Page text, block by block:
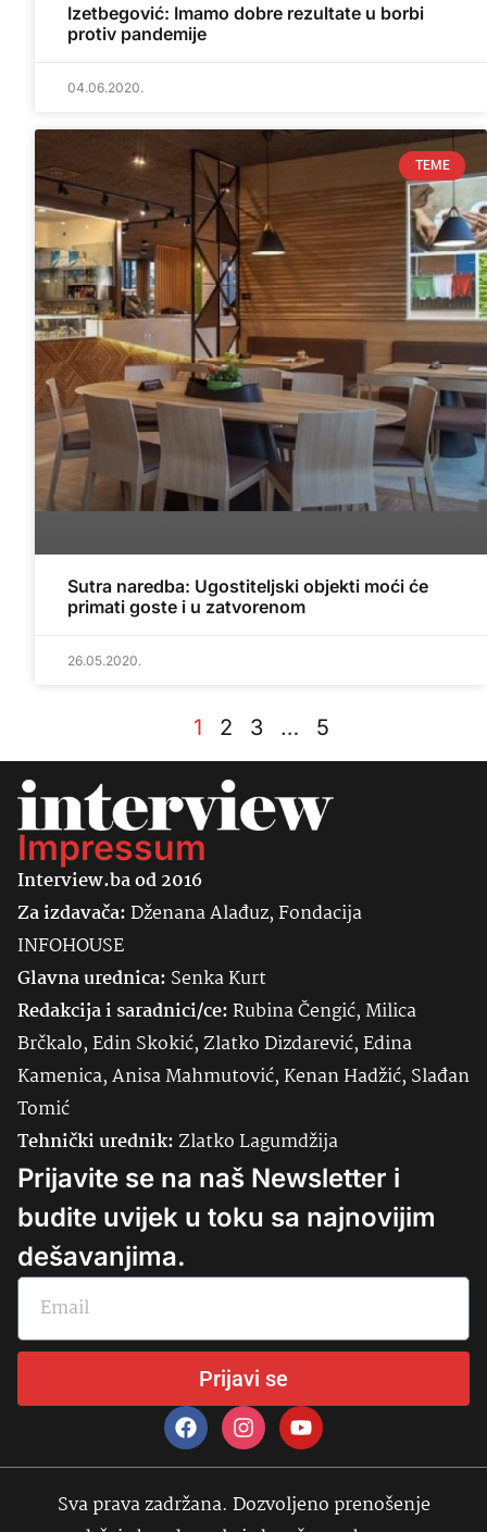
Izetbegović: Imamo dobre rezultate u borbi
protiv pandemije
04.06.2020.
TEME
Sutra naredba: Ugostiteljski objekti moći će
primati goste i u zatvorenom
26.05.2020.
1 2 3 … 5
Impressum
Interview.ba od 2016
Za izdavača:Dženana Alađuz, Fondacija
INFOHOUSE
Glavna urednica: SenkaKurt
Redakcija i saradnici/ce:Rubina Čengić, Milica
Brčkalo, Edin Skokić, Zlatko Dizdarević, Edina
Kamenica, Anisa Mahmutović, Kenan Hadžić, Slađan
Tomić
Tehnički urednik:Zlatko Lagumdžija
Prijavite se na naš Newsletter i
budite uvijek u toku sa najnovijim
dešavanjima.
Prijavi se
Sva prava zadržana. Dozvoljeno prenošenje